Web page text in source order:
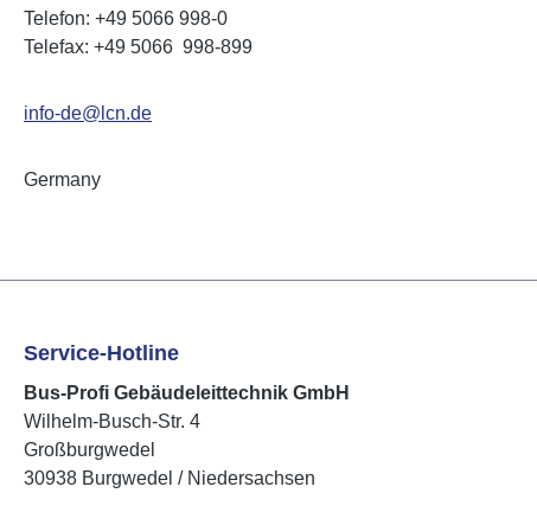
Telefon: +49 5066 998-0
Telefax: +49 5066 998-899
info-de@lcn.de
Germany
Service-Hotline
Bus-Profi Gebäudeleittechnik GmbH
Wilhelm-Busch-Str. 4
Großburgwedel
30938 Burgwedel / Niedersachsen